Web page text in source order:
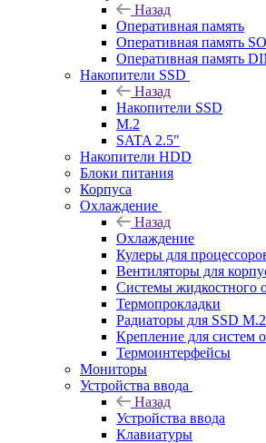
Назад
Оперативная память
Оперативная память
Оперативная память
Накопители SSD
Назад
Накопители SSD
M.2
SATA 2.5"
Накопители HDD
Блоки питания
Корпуса
Охлаждение
Назад
Охлаждение
Кулеры для
Вентиляторы для
Системы жидкостного
Термопрокладки
Радиаторы для SSD M.2
Крепление для систем
Термоинтерфейсы
Мониторы
Устройства ввода
Назад
Устройства ввода
Клавиатуры